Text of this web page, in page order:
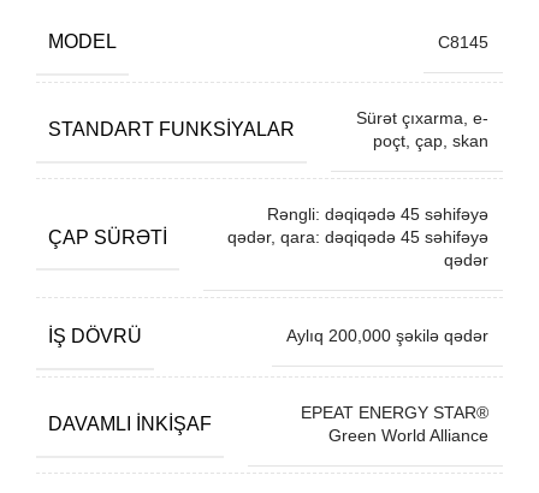
MODEL C8145
STANDART FUNKSIYALAR
Sürət çıxarma, e-
poçt, çap, skan
ÇAP SÜRƏTI
Rəngli: dəqiqədə 45 səhifəyə
qədər, qara: dəqiqədə 45 səhifəyə
qədər
İŞ DÖVRÜ Aylıq 200,000 şəkilə qədər
DAVAMLI INKIŞAF
EPEAT ENERGY STAR®
Green World Alliance